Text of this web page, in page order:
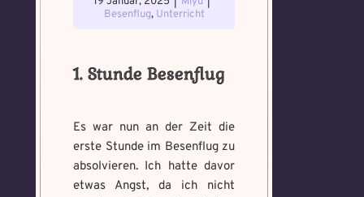
Besenflug, Unterricht
1. Stunde Besenflug
Es war nun an der Zeit die
erste Stunde im Besenflug zu
absolvieren. Ich hatte davor
etwas Angst, da ich nicht